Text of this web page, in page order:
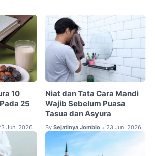
10
25
Jun, 2026
Niat dan Tata Cara Mandi
Wajib Sebelum Puasa
Tasua dan Asyura
By Sejatinya Jomblo • 23 Jun, 2026